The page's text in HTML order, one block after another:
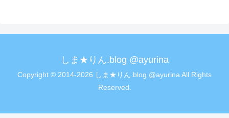
しま★りん.blog @ayurina
Copyright © 2014-2026 しま★りん.blog @ayurina All Rights
Reserved.